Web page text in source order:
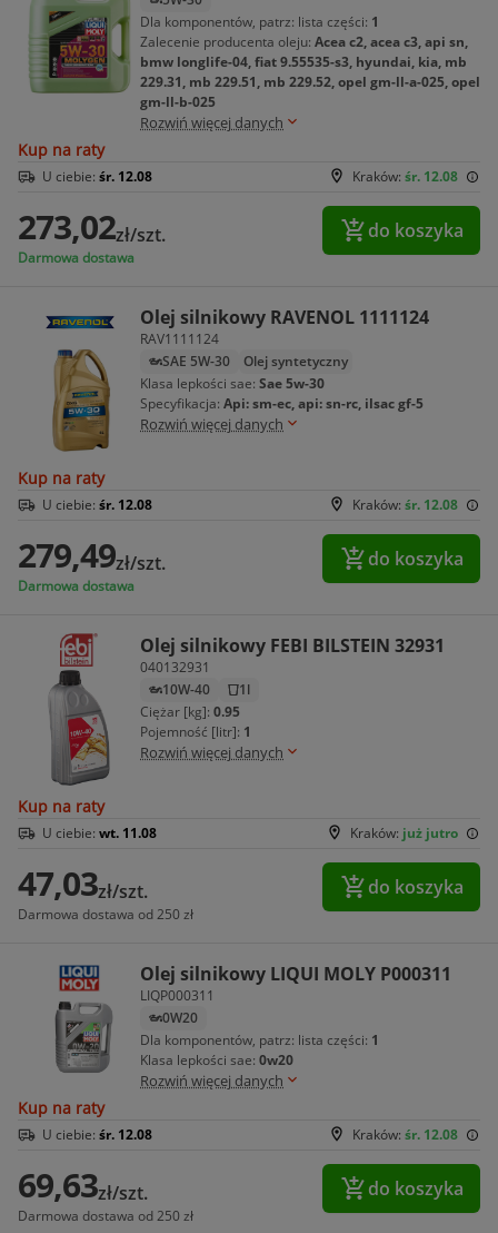
Dla komponentów, patrz: lista części: 1
Zalecenie producenta oleju: Acea c2, acea c3, api sn,
bmw longlife-04, fiat 9.55535-s3, hyundai, kia, mb
229.31, mb 229.51, mb 229.52, opel gm-ll-a-025, opel
gm-ll-b-025
Rozwiń więcej danych
Kup na raty
Kraków: śr. 12.08
U ciebie: śr. 12.08
273,02zł/szt.
Darmowa dostawa
do koszyka
Olej silnikowy RAVENOL 1111124
RAV1111124
SAE 5W-30
Olej syntetyczny
Klasa lepkości sae: Sae 5w-30
Specyfikacja: Api: sm-ec, api: sn-rc, ilsac gf-5
Rozwiń więcej danych
Kup na raty
Kraków: śr. 12.08
U ciebie: śr. 12.08
279,49zł/szt.
Darmowa dostawa
do koszyka
Olej silnikowy FEBI BILSTEIN 32931
040132931
1l
10W-40
Ciężar [kg]: 0.95
Pojemność [litr]: 1
Rozwiń więcej danych
Kup na raty
Kraków: już jutro
U ciebie: wt. 11.08
47,03zł/szt.
Darmowa dostawa od 250 zł
do koszyka
Olej silnikowy LIQUI MOLY P000311
LIQP000311
0W20
Dla komponentów, patrz: lista części: 1
Klasa lepkości sae: 0w20
Rozwiń więcej danych
Kup na raty
Kraków: śr. 12.08
U ciebie: śr. 12.08
69,63zł/szt.
Darmowa dostawa od 250 zł
do koszyka